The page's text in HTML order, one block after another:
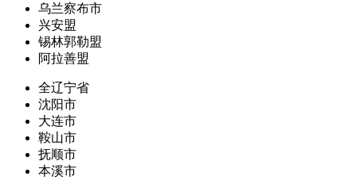
乌兰察布市
兴安盟
锡林郭勒盟
阿拉善盟
全辽宁省
沈阳市
大连市
鞍山市
抚顺市
本溪市